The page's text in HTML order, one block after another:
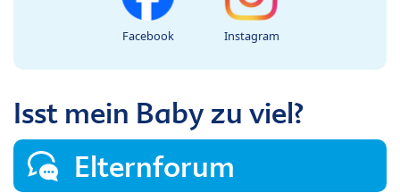
Facebook Instagram
Isst mein Baby zu viel?
Elternforum